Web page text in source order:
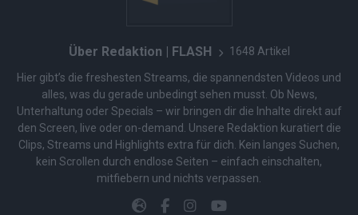
Über Redaktion | FLASH 1648 Artikel
Hier gibt’s die freshesten Streams, die spannendsten Videos und
alles, was du gerade unbedingt sehen musst. Ob News,
Unterhaltung oder Specials – wir bringen dir die Inhalte direkt auf
den Screen, live oder on-demand. Unsere Redaktion kuratiert die
Clips, Streams und Highlights extra für dich. Kein langes Suchen,
kein Scrollen durch endlose Seiten – einfach einschalten,
mitfiebern und nichts verpassen.